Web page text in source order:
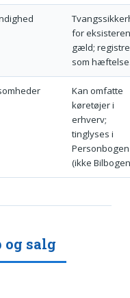
for
gæld;
som
Kan omfatte
køretøjer i
erhverv;
tinglyses i
Personbogen
(ikke
og salg